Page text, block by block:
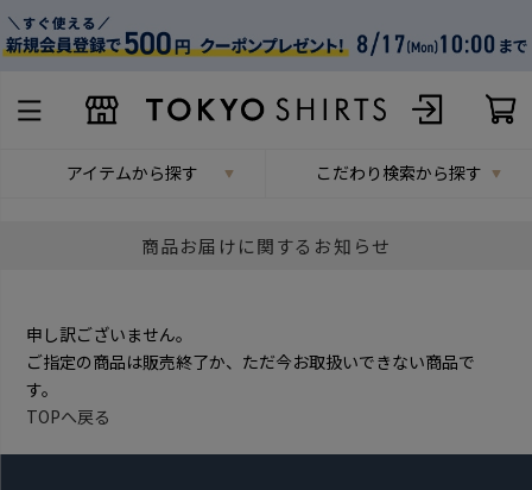
アイテムから探す こだわり検索から探す
商品お届けに関するお知らせ
申し訳ございません。
ご指定の商品は販売終了か、ただ今お取扱いできない商品で
す。
TOPへ戻る